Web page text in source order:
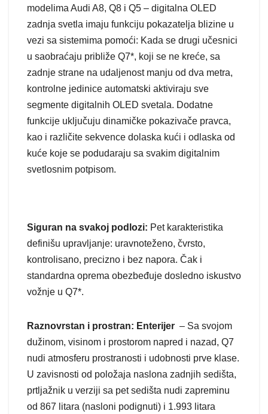
modelima Audi A8, Q8 i Q5 – digitalna OLED
zadnja svetla imaju funkciju pokazatelja blizine u
vezi sa sistemima pomoći: Kada se drugi učesnici
u saobraćaju približe Q7*, koji se ne kreće, sa
zadnje strane na udaljenost manju od dva metra,
kontrolne jedinice automatski aktiviraju sve
segmente digitalnih OLED svetala. Dodatne
funkcije uključuju dinamičke pokazivače pravca,
kao i različite sekvence dolaska kući i odlaska od
kuće koje se podudaraju sa svakim digitalnim
svetlosnim potpisom.
Siguran na svakoj podlozi: Pet karakteristika
definišu upravljanje: uravnoteženo, čvrsto,
kontrolisano, precizno i bez napora. Čak i
standardna oprema obezbeđuje dosledno iskustvo
vožnje u Q7*.
Raznovrstan i prostran: Enterijer – Sa svojom
dužinom, visinom i prostorom napred i nazad, Q7
nudi atmosferu prostranosti i udobnosti prve klase.
U zavisnosti od položaja naslona zadnjih sedišta,
prtljažnik u verziji sa pet sedišta nudi zapreminu
od 867 litara (nasloni podignuti) i 1.993 litara